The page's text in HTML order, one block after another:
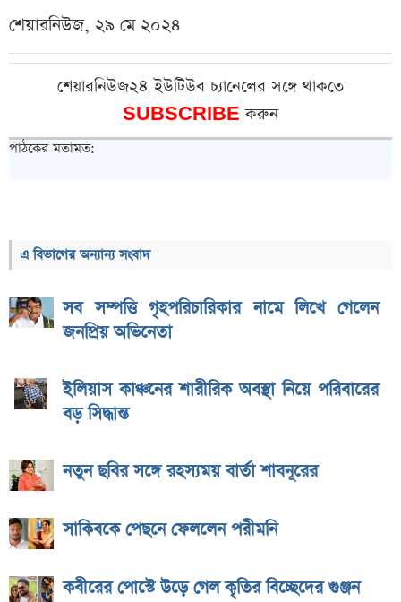
শেয়ারনিউজ, ২৯ মে ২০২৪
শেয়ারনিউজ২৪ ইউটিউব চ্যানেলের সঙ্গে থাকতে
SUBSCRIBEকরুন
পাঠকের মতামত:
এ বিভাগের অন্যান্য সংবাদ
সব সম্পত্তি গৃহপরিচারিকার নামে লিখে গেলেন
জনপ্রিয় অভিনেতা
ইলিয়াস কাঞ্চনের শারীরিক অবস্থা নিয়ে পরিবারের
বড় সিদ্ধান্ত
নতুন ছবির সঙ্গে রহস্যময় বার্তা শাবনূরের
সাকিবকে পেছনে ফেললেন পরীমনি
কবীরের পোস্টে উড়ে গেল কৃতির বিচ্ছেদের গুঞ্জন